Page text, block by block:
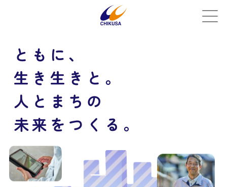
ともに、
生き生きと。
人とまちの
未来をつくる。